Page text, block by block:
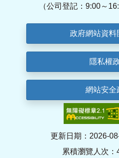
（公司登記：9:00～
政府網站資料
隱私權
網站安全
更新日期：2026-
累積瀏覽人次